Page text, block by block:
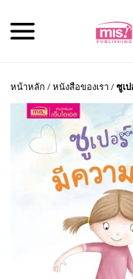
หน้าหลัก /หนังสือของเรา /ซูเ